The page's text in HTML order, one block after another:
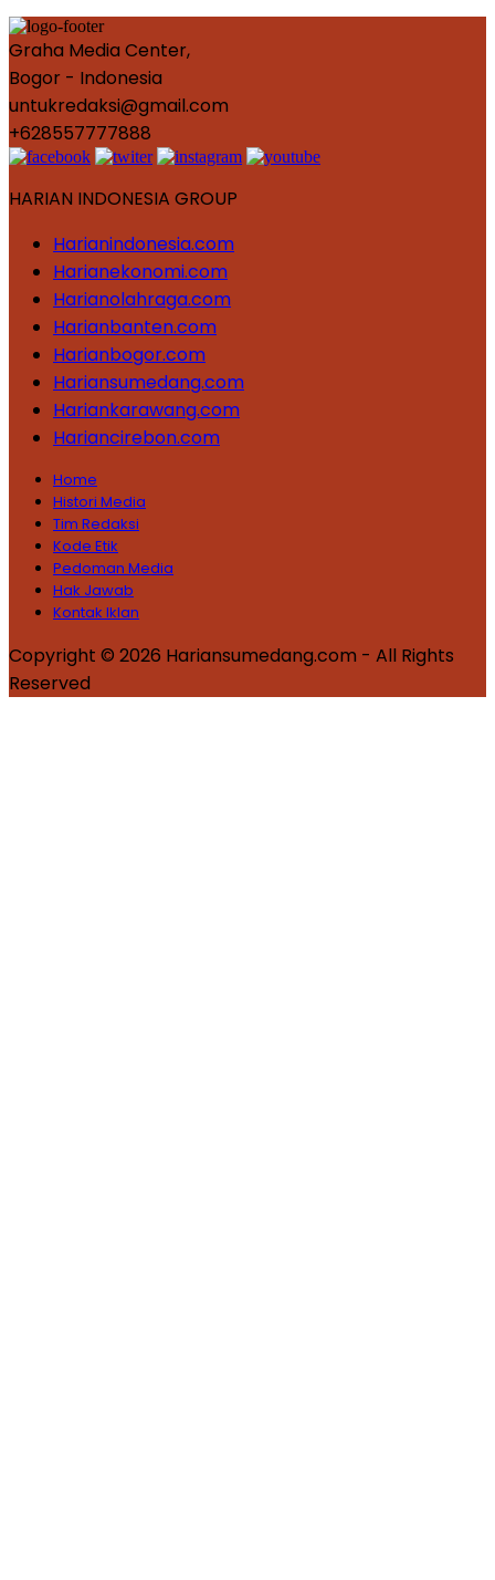
Graha Media Center,
Bogor - Indonesia
untukredaksi@gmail.com
+628557777888
HARIAN INDONESIA GROUP
Harianindonesia.com
Harianekonomi.com
Harianolahraga.com
Harianbanten.com
Harianbogor.com
Hariansumedang.com
Hariankarawang.com
Hariancirebon.com
Home
Histori Media
Tim Redaksi
Kode Etik
Pedoman Media
Hak Jawab
Kontak Iklan
Copyright © 2026 Hariansumedang.com - All Rights
Reserved